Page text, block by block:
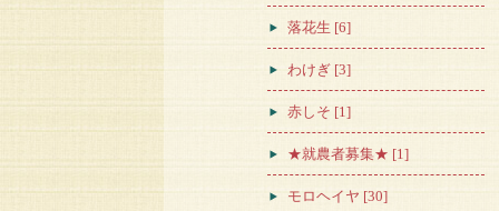
落花生 [6]
わけぎ [3]
赤しそ [1]
★就農者募集★ [1]
モロヘイヤ [30]